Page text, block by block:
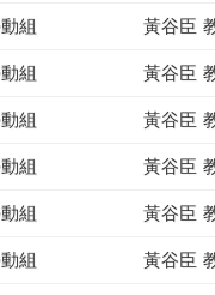
組 黃谷臣
組 黃谷臣
組 黃谷臣
組 黃谷臣
組 黃谷臣
組 黃谷臣